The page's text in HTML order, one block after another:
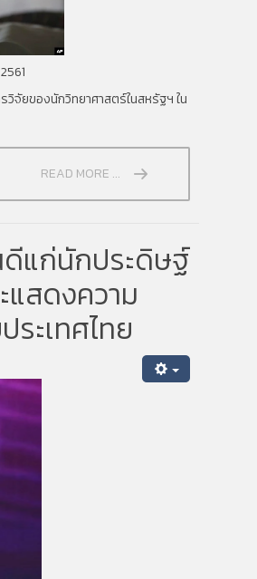
วิจัยของนักวิทยาศาสตร์ในสหรัฐฯ ใน
READ MORE ...
ดีแก่นักประดิษฐ์
แสดงความ
ะเทศไทย